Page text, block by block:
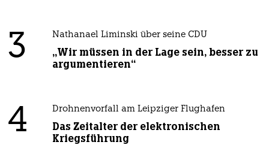
3 Nathanael Liminski über seine CDU
„Wir müssen in der Lage sein, besser zu
argumentieren“
4 Drohnenvorfall am Leipziger Flughafen
Das Zeitalter der elektronischen
Kriegsführung